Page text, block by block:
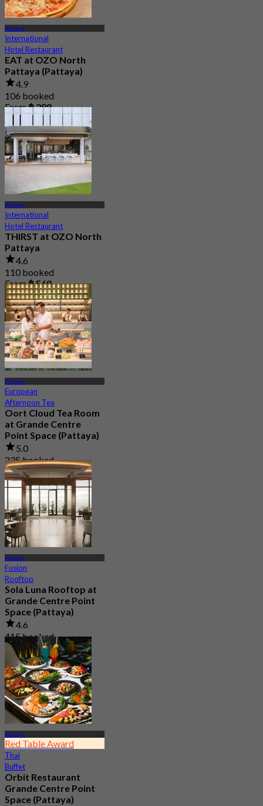
Pattaya
International
Hotel Restaurant
EAT at OZO North
Pattaya (Pattaya)
4.9
106 booked
From฿ 299
Pattaya
International
Hotel Restaurant
THIRST at OZO North
Pattaya
4.6
110 booked
From฿ 569
Pattaya
European
Afternoon Tea
Oort Cloud Tea Room
at Grande Centre
Point Space (Pattaya)
5.0
235 booked
From฿ 499.5
Pattaya
Fusion
Rooftop
Sola Luna Rooftop at
Grande Centre Point
Space (Pattaya)
4.6
415 booked
From฿ 645
Pattaya
Red Table Award
Thai
Buffet
Orbit Restaurant
Grande Centre Point
Space (Pattaya)